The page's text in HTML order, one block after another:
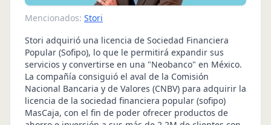
Mencionados: Stori
Stori adquirió una licencia de Sociedad Financiera
Popular (Sofipo), lo que le permitirá expandir sus
servicios y convertirse en una "Neobanco" en México.
La compañía consiguió el aval de la Comisión
Nacional Bancaria y de Valores (CNBV) para adquirir la
licencia de la sociedad financiera popular (sofipo)
MasCaja, con el fin de poder ofrecer productos de